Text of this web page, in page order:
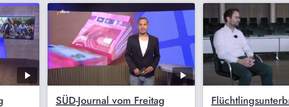
SÜD-Journal vom Freitag